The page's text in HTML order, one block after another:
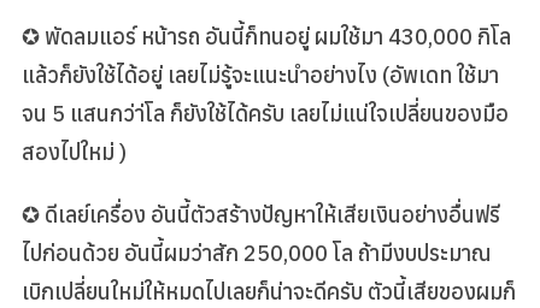
✪ พัดลมแอร์ หน้ารถ อันนี้ก็ทนอยู่ ผมใช้มา 430,000 กิโล
แล้วก็ยังใช้ได้อยู่ เลยไม่รู้จะแนะนำอย่างไง (อัพเดท ใช้มา
จน 5 แสนกว่า่โล ก็ยังใช้ได้ครับ เลยไม่แน่ใจเปลี่ยนของมือ
สองไปใหม่ )
✪ ดีเลย์เครื่อง อันนี้ตัวสร้างปัญหาให้เสียเงินอย่างอื่นฟรี
ไปก่อนด้วย อันนี้ผมว่าสัก 250,000 โล ถ้ามีงบประมาณ
เบิกเปลี่ยนใหม่ให้หมดไปเลยก็น่าจะดีครับ ตัวนี้เสียของผมก็